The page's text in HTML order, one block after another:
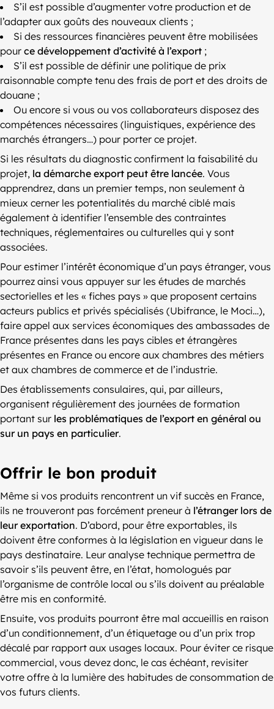
S’il est possible d’augmenter votre production et de
l’adapter aux goûts des nouveaux clients ;
Si des ressources financières peuvent être mobilisées
pour ce développement d’activité à l’export ;
S’il est possible de définir une politique de prix
raisonnable compte tenu des frais de port et des droits de
douane ;
Ou encore si vous ou vos collaborateurs disposez des
compétences nécessaires (linguistiques, expérience des
marchés étrangers…) pour porter ce projet.
Si les résultats du diagnostic confirment la faisabilité du
projet, la démarche export peut être lancée. Vous
apprendrez, dans un premier temps, non seulement à
mieux cerner les potentialités du marché ciblé mais
également à identifier l’ensemble des contraintes
techniques, réglementaires ou culturelles qui y sont
associées.
Pour estimer l’intérêt économique d’un pays étranger, vous
pourrez ainsi vous appuyer sur les études de marchés
sectorielles et les « fiches pays » que proposent certains
acteurs publics et privés spécialisés (Ubifrance, le Moci…),
faire appel aux services économiques des ambassades de
France présentes dans les pays cibles et étrangères
présentes en France ou encore aux chambres des métiers
et aux chambres de commerce et de l’industrie.
Des établissements consulaires, qui, par ailleurs,
organisent régulièrement des journées de formation
portant sur les problématiques de l’export en général ou
sur un pays en particulier.
Offrir le bon produit
Même si vos produits rencontrent un vif succès en France,
ils ne trouveront pas forcément preneur à l’étranger lors de
leur exportation. D’abord, pour être exportables, ils
doivent être conformes à la législation en vigueur dans le
pays destinataire. Leur analyse technique permettra de
savoir s’ils peuvent être, en l’état, homologués par
l’organisme de contrôle local ou s’ils doivent au préalable
être mis en conformité.
Ensuite, vos produits pourront être mal accueillis en raison
d’un conditionnement, d’un étiquetage ou d’un prix trop
décalé par rapport aux usages locaux. Pour éviter ce risque
commercial, vous devez donc, le cas échéant, revisiter
votre offre à la lumière des habitudes de consommation de
vos futurs clients.